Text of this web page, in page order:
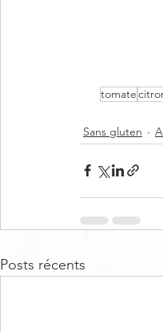
tomate
Sans gluten
Posts récents